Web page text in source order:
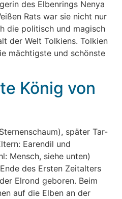
des Elbenrings Nenya
Rats war sie nicht nur
die politisch und magisch
der Welt Tolkiens. Tolkien
mächtigste und schönste
König von
später Tar-
Earendil und
Mensch, siehe unten)
des Ersten Zeitalters
Elrond geboren. Beim
auf die Elben an der